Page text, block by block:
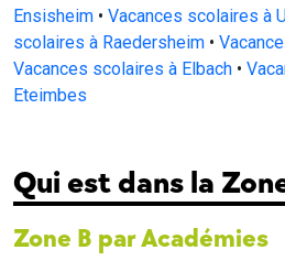
Ensisheim • Vacances scolaires à
scolaires à Raedersheim •
Vacances scolaires à Elbach •
Eteimbes
Qui est dans la
Zone B par Académies